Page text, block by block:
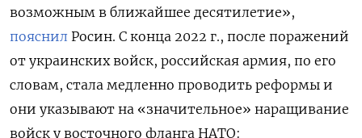
возможным в ближайшее десятилетие»,
пояснил Росин. С конца 2022 г., после поражений
от украинских войск, российская армия, по его
словам, стала медленно проводить реформы и
они указывают на «значительное» наращивание
войск у восточного фланга НАТО: